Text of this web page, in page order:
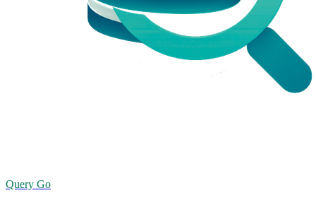
Query Go